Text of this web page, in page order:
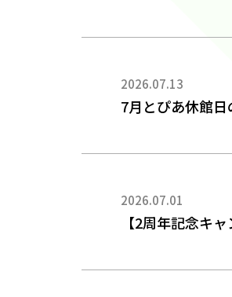
2026.07.13
7月とぴあ休館
2026.07.01
【2周年記念キャ